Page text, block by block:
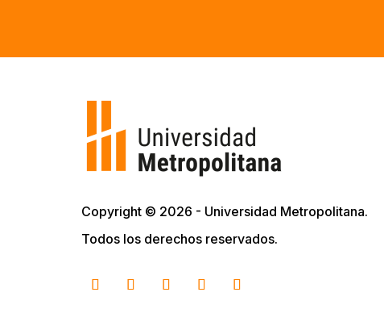
Copyright © 2026 - Universidad Metropolitana.
Todos los derechos reservados.